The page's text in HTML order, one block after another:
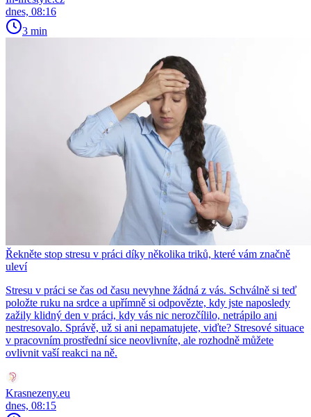
dnes, 08:16
3 min
Řekněte stop stresu v práci díky několika triků, které vám značně
uleví
Stresu v práci se čas od času nevyhne žádná z vás. Schválně si teď
položte ruku na srdce a upřímně si odpovězte, kdy jste naposledy
zažily klidný den v práci, kdy vás nic nerozčílilo, netrápilo ani
nestresovalo. Správě, už si ani nepamatujete, viďte? Stresové situace
v pracovním prostřední sice neovlivníte, ale rozhodně můžete
ovlivnit vaší reakci na ně.
Krasnezeny.eu
dnes, 08:15